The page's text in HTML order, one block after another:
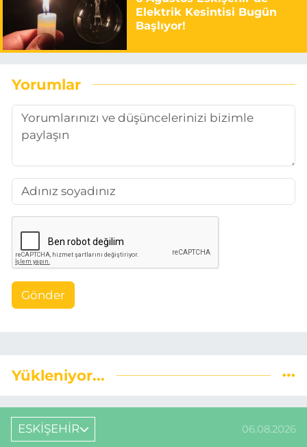
Elektrik Kesintisi Bugün
Başlıyor!
Yorumlar
Gönder
Yükleniyor...
ESKİŞEHİR 06.08.2026